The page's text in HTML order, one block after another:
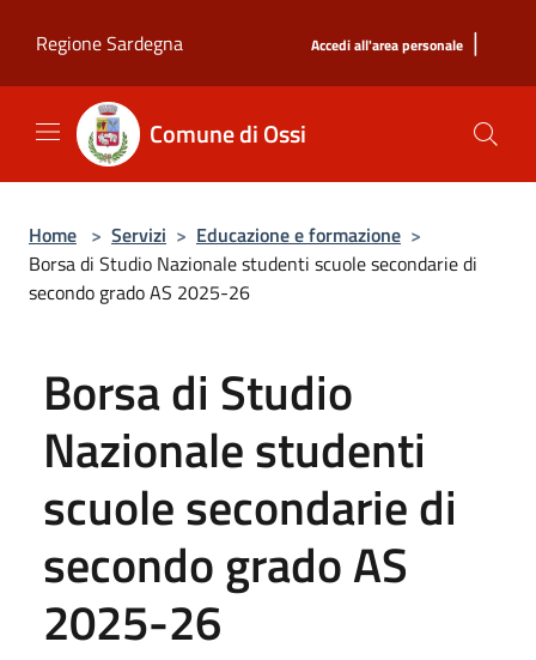
Regione Sardegna
Accedi all'area personale |
Comune di Ossi
Home > Servizi > Educazione e formazione >
Borsa di Studio Nazionale studenti scuole secondarie di
secondo grado AS 2025-26
Borsa di Studio
Nazionale studenti
scuole secondarie di
secondo grado AS
2025-26